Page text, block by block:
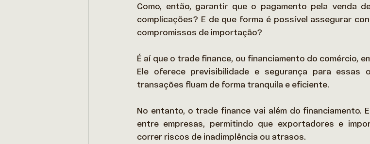
Como, então, garantir que o pagamento pela venda
complicações? E de que forma é possível assegurar
compromissos de importação?
É aí que o trade finance, ou financiamento do comércio,
Ele oferece previsibilidade e segurança para essas
transações fluam de forma tranquila e eficiente.
No entanto, o trade finance vai além do financiamento.
entre empresas, permitindo que exportadores e
correr riscos de inadimplência ou atrasos.